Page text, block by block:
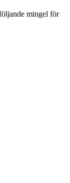
mingel för